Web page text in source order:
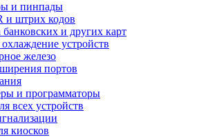
и пинпады
и штрих кодов
и других карт
устройств
железо
портов
и программаторы
всех устройств
киосков